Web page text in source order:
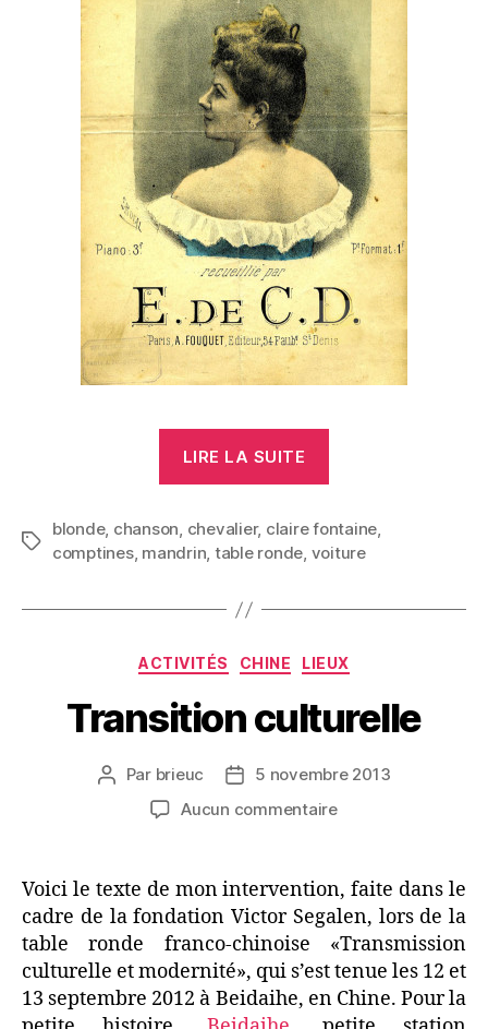
LIRE LA SUITE
voiture »
Étiquettes
blonde, chanson, chevalier, claire fontaine,
comptines, mandrin, table ronde, voiture
Catégories
ACTIVITÉS CHINE LIEUX
Transition culturelle
Auteur
l’article
Par brieuc
Date5 novembre 2013
Aucun commentairesur
Voici le texte de mon intervention, faite dans le
cadre de la fondation Victor Segalen, lors de la
table ronde franco-chinoise «Transmission
culturelle et modernité», qui s’est tenue les 12 et
13 septembre 2012 à Beidaihe, en Chine. Pour la